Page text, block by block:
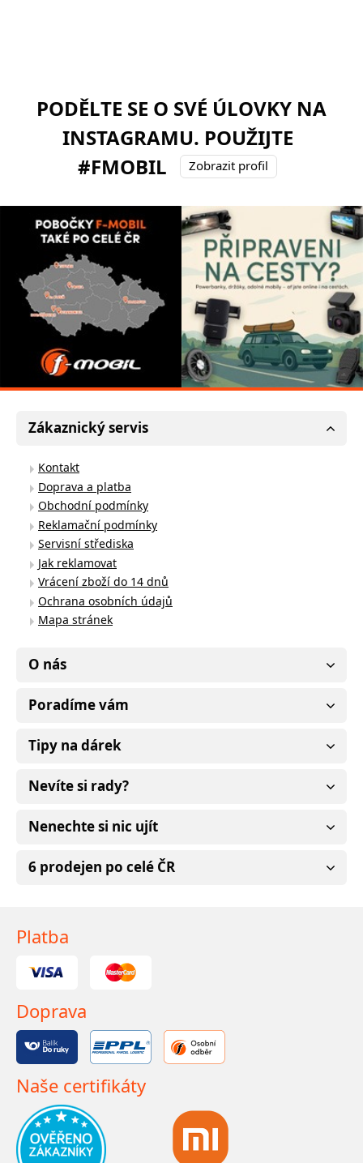
PODĚLTE SE O SVÉ ÚLOVKY NA
INSTAGRAMU. POUŽIJTE
#FMOBIL
Zobrazit profil
Zákaznický servis
Kontakt
Doprava a platba
Obchodní podmínky
Reklamační podmínky
Servisní střediska
Jak reklamovat
Vrácení zboží do 14 dnů
Ochrana osobních údajů
Mapa stránek
O nás
Poradíme vám
Tipy na dárek
Nevíte si rady?
Nenechte si nic ujít
6 prodejen po celé ČR
Platba
Doprava
Naše certifikáty